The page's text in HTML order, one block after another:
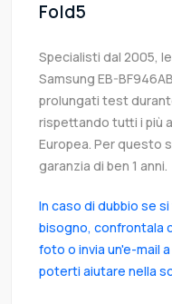
Fold5
Specialisti dal 2005,
Samsung EB-
prolungati test
rispettando tutti i più
Europea. Per questo
garanzia di ben 1 anni.
In caso di dubbio se
bisogno, confrontala
foto o invia un'e-mail
poterti aiutare nella